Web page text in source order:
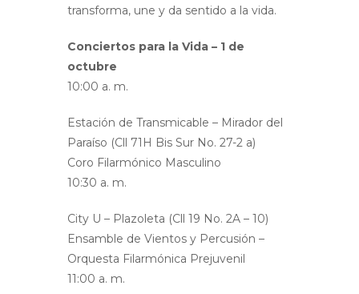
transforma, une y da sentido a la vida.
Conciertos para la Vida – 1 de
octubre
10:00 a. m.
Estación de Transmicable – Mirador del
Paraíso (Cll 71H Bis Sur No. 27-2 a)
Coro Filarmónico Masculino
10:30 a. m.
City U – Plazoleta (Cll 19 No. 2A – 10)
Ensamble de Vientos y Percusión –
Orquesta Filarmónica Prejuvenil
11:00 a. m.